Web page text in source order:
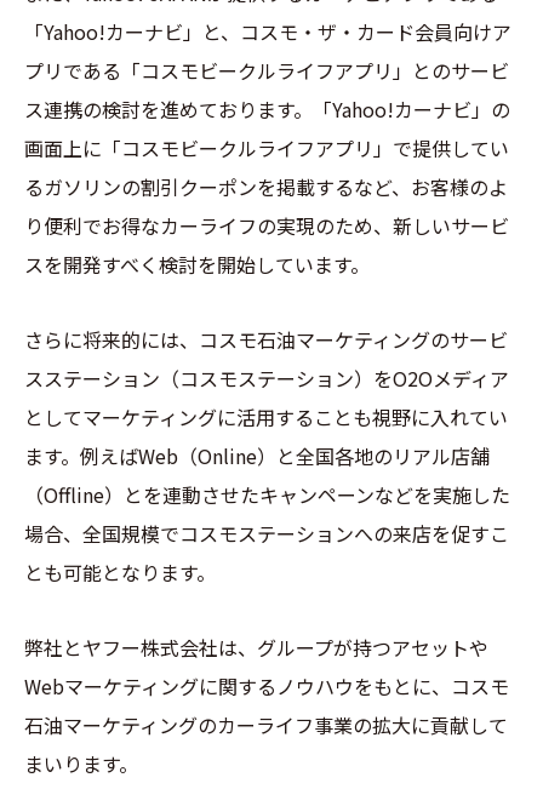
「Yahoo!カーナビ」と、コスモ・ザ・カード会員向けア
プリである「コスモビークルライフアプリ」とのサービ
ス連携の検討を進めております。「Yahoo!カーナビ」の
画面上に「コスモビークルライフアプリ」で提供してい
るガソリンの割引クーポンを掲載するなど、お客様のよ
り便利でお得なカーライフの実現のため、新しいサービ
スを開発すべく検討を開始しています。
さらに将来的には、コスモ石油マーケティングのサービ
スステーション（コスモステーション）をO2Oメディア
としてマーケティングに活用することも視野に入れてい
ます。例えばWeb（Online）と全国各地のリアル店舗
（Offline）とを連動させたキャンペーンなどを実施した
場合、全国規模でコスモステーションへの来店を促すこ
とも可能となります。
弊社とヤフー株式会社は、グループが持つアセットや
Webマーケティングに関するノウハウをもとに、コスモ
石油マーケティングのカーライフ事業の拡大に貢献して
まいります。